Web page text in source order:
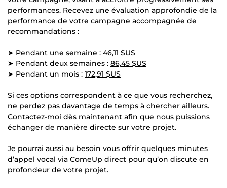
performances. Recevez une évaluation approfondie de la
performance de votre campagne accompagnée de
recommandations :
➤ Pendant une semaine : 46,11 $US
➤ Pendant deux semaines : 86,45 $US
➤ Pendant un mois : 172,91 $US
Si ces options correspondent à ce que vous recherchez,
ne perdez pas davantage de temps à chercher ailleurs.
Contactez-moi dès maintenant afin que nous puissions
échanger de manière directe sur votre projet.
Je pourrai aussi au besoin vous offrir quelques minutes
d’appel vocal via ComeUp direct pour qu’on discute en
profondeur de votre projet.